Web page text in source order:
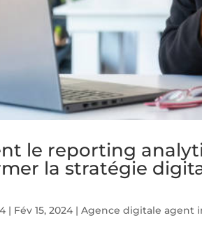
le reporting
la stratégie
| Fév 15, 2024 |Agence digitale agent